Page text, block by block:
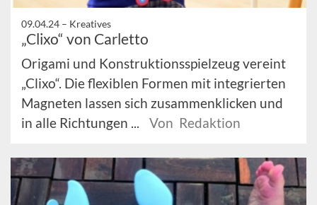
09.04.24 – Kreatives
„Clixo“ von Carletto
Origami und Konstruktionsspielzeug vereint
„Clixo“. Die flexiblen Formen mit integrierten
Magneten lassen sich zusammenklicken und
in alle Richtungen ...
Von Redaktion